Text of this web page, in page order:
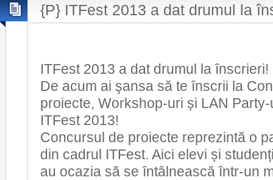
{P} ITFest 2013 a dat drumul la
ITFest 2013 a dat drumul la înscrieri!
De acum ai şansa să te înscrii la
proiecte, Workshop-uri și LAN
ITFest 2013!
Concursul de proiecte reprezintă o
din cadrul ITFest. Aici elevi și
au ocazia să se întâlnească într-un